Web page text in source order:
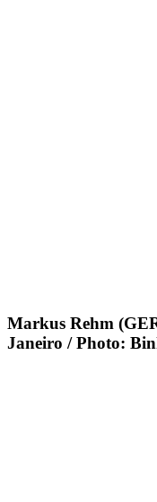
Markus Rehm
Janeiro / Photo: